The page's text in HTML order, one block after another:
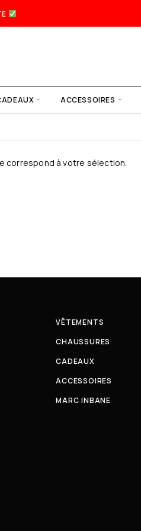
ACCESSOIRES
correspond à votre sélection.
VÊTEMENTS
CHAUSSURES
CADEAUX
ACCESSOIRES
MARC INBANE